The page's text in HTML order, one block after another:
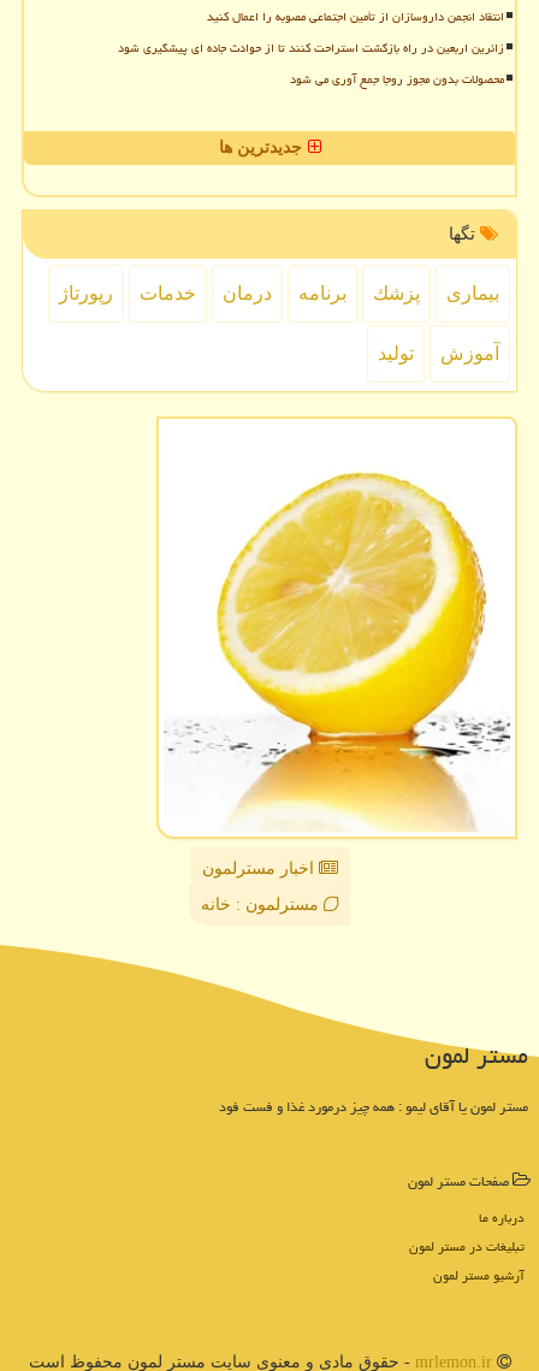
انتقاد انجمن داروسازان از تأمین اجتماعی مصوبه را اعمال کنید
زائرین اربعین در راه بازگشت استراحت کنند تا از حوادث جاده ای پیشگیری شود
محصولات بدون مجوز روجا جمع آوری می شود
جدیدترین ها
تگها
بیماری پزشك برنامه درمان خدمات رپورتاژ
آموزش تولید
اخبار مسترلمون
مسترلمون : خانه
مستر لمون
مستر لمون یا آقای لیمو : همه چیز درمورد غذا و فست فود
صفحات مستر لمون
درباره ما
تبلیغات در مستر لمون
آرشیو مستر لمون
mrlemon.ir - حقوق مادی و معنوی سایت مستر لمون محفوظ است